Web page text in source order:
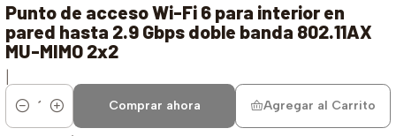
Punto de acceso Wi-Fi 6 para interior en
pared hasta 2.9 Gbps doble banda 802.11AX
MU-MIMO 2x2
Cantidad
Agregar al Carrito
Comprar ahora